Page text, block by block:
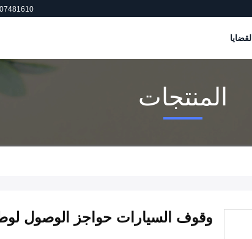
القضايا
المنتجات
وقوف السيارات حواجز الوصول